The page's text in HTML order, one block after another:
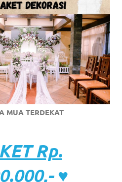
MUA TERDEKAT
Rp.
♥